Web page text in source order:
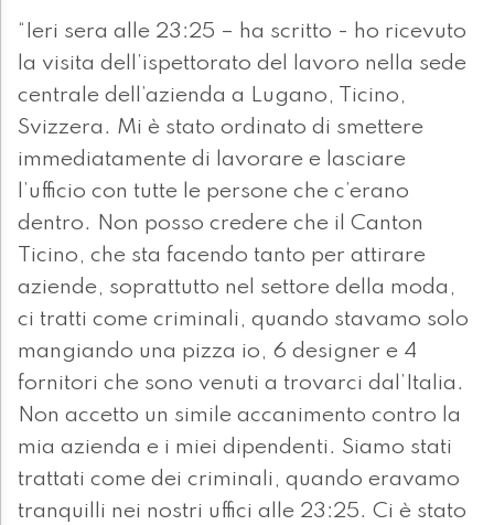
“Ieri sera alle 23:25 – ha scritto - ho ricevuto
la visita dell’ispettorato del lavoro nella sede
centrale dell’azienda a Lugano, Ticino,
Svizzera. Mi è stato ordinato di smettere
immediatamente di lavorare e lasciare
l’ufficio con tutte le persone che c’erano
dentro. Non posso credere che il Canton
Ticino, che sta facendo tanto per attirare
aziende, soprattutto nel settore della moda,
ci tratti come criminali, quando stavamo solo
mangiando una pizza io, 6 designer e 4
fornitori che sono venuti a trovarci dal’Italia.
Non accetto un simile accanimento contro la
mia azienda e i miei dipendenti. Siamo stati
trattati come dei criminali, quando eravamo
tranquilli nei nostri uffici alle 23:25. Ci è stato